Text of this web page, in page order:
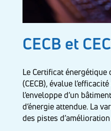
CECB et
Le Certificat
(CECB), évalue
l’enveloppe d’un
d’énergie attendue. La
des pistes